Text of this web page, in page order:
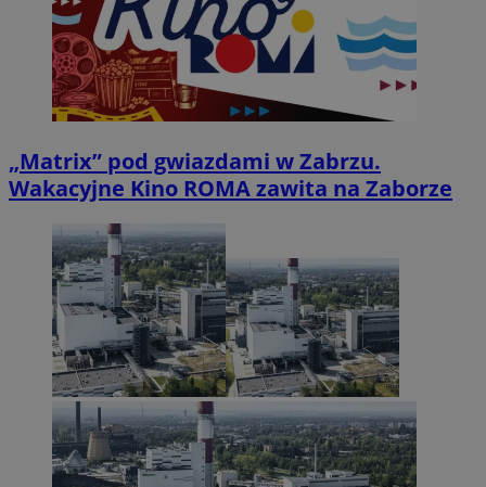
„Matrix” pod gwiazdami w Zabrzu.
Wakacyjne Kino ROMA zawita na Zaborze